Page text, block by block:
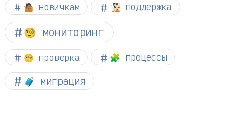
🤷🏽 новичкам 🧏🏻 поддержка
🧐 мониторинг
🧐 проверка 🧩 процессы
🧳 миграция